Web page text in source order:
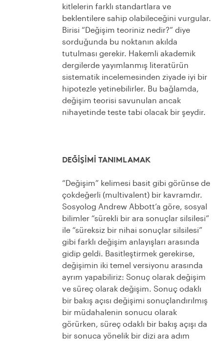
kitlelerin farklı standartlara ve
beklentilere sahip olabileceğini vurgular.
Birisi “Değişim teoriniz nedir?” diye
sorduğunda bu noktanın akılda
tutulması gerekir. Hakemli akademik
dergilerde yayımlanmış literatürün
sistematik incelemesinden ziyade iyi bir
hipotezle yetinebilirler. Bu bağlamda,
değişim teorisi savunulan ancak
nihayetinde teste tabi olacak bir şeydir.
DEĞİŞİMİ TANIMLAMAK
“Değişim” kelimesi basit gibi görünse de
çokdeğerli (multivalent) bir kavramdır.
Sosyolog Andrew Abbott’a göre, sosyal
bilimler “sürekli bir ara sonuçlar silsilesi”
ile “süreksiz bir nihai sonuçlar silsilesi”
gibi farklı değişim anlayışları arasında
gidip geldi. Basitleştirmek gerekirse,
değişimin iki temel versiyonu arasında
ayrım yapabiliriz: Sonuç olarak değişim
ve süreç olarak değişim. Sonuç odaklı
bir bakış açısı değişimi sonuçlandırılmış
bir müdahalenin sonucu olarak
görürken, süreç odaklı bir bakış açışı da
bir sonuca yönelik bir dizi ara adım